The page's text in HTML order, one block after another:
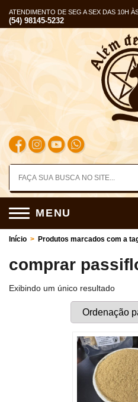
ATENDIMENTO DE SEG A SEX DAS 10H
(54) 98145-5232
MENU
Início > Produtos marcados com a
comprar
Exibindo um único resultado